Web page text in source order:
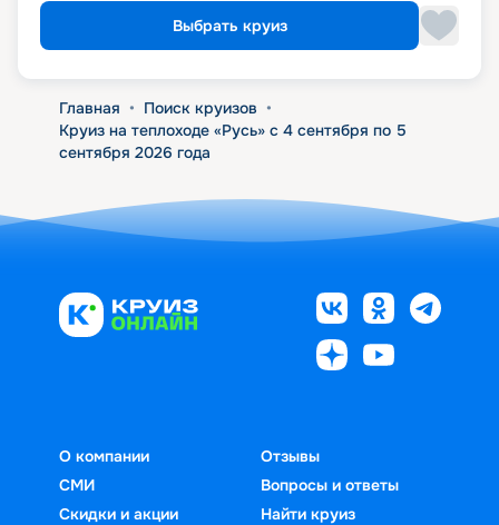
Выбрать круиз
Главная • Поиск круизов •
Круиз на теплоходе «Русь» с 4 сентября по 5
сентября 2026 года
О компании
СМИ
Скидки и акции
Отзывы
Вопросы и ответы
Найти круиз